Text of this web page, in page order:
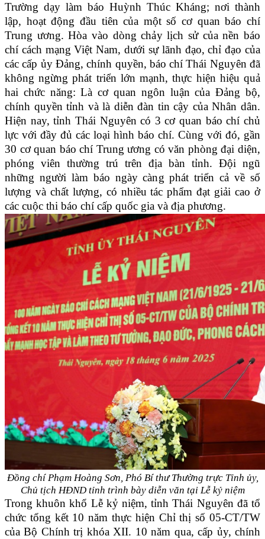
Trường dạy làm báo Huỳnh Thúc Kháng; nơi thành
lập, hoạt động đầu tiên của một số cơ quan báo chí
Trung ương. Hòa vào dòng chảy lịch sử của nền báo
chí cách mạng Việt Nam, dưới sự lãnh đạo, chỉ đạo của
các cấp ủy Đảng, chính quyền, báo chí Thái Nguyên đã
không ngừng phát triển lớn mạnh, thực hiện hiệu quả
hai chức năng: Là cơ quan ngôn luận của Đảng bộ,
chính quyền tỉnh và là diễn đàn tin cậy của Nhân dân.
Hiện nay, tỉnh Thái Nguyên có 3 cơ quan báo chí chủ
lực với đầy đủ các loại hình báo chí. Cùng với đó, gần
30 cơ quan báo chí Trung ương có văn phòng đại diện,
phóng viên thường trú trên địa bàn tỉnh. Đội ngũ
những người làm báo ngày càng phát triển cả về số
lượng và chất lượng, có nhiều tác phẩm đạt giải cao ở
các cuộc thi báo chí cấp quốc gia và địa phương.
Đồng chí Phạm Hoàng Sơn, Phó Bí thư Thường trực Tỉnh ủy,
Chủ tịch HĐND tỉnh trình bày diễn văn tại Lễ kỷ niệm
Trong khuôn khổ Lễ kỷ niệm, tỉnh Thái Nguyên đã tổ
chức tổng kết 10 năm thực hiện Chỉ thị số 05-CT/TW
của Bộ Chính trị khóa XII. 10 năm qua, cấp ủy, chính